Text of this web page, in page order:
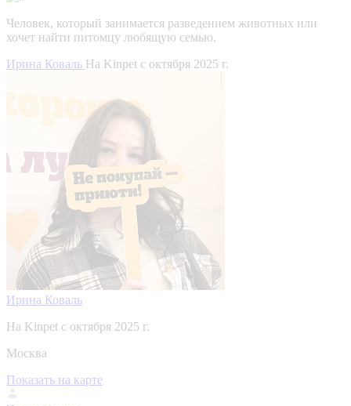
Человек, который занимается разведением животных или
хочет найти питомцу любящую семью.
Ирина Коваль На Kinpet c октября 2025 г.
Ирина Коваль
На Kinpet c октября 2025 г.
Москва
Показать на карте